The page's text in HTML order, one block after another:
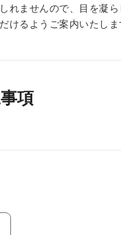
れませんので、目を凝
けるようご案内いたしま
項